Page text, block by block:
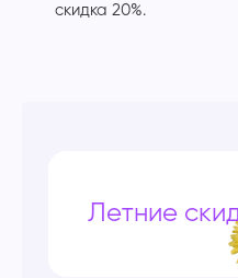
скидка 20%.
Летние